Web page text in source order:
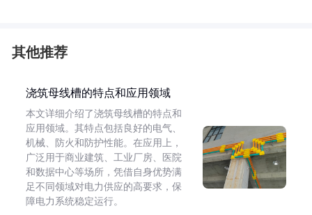
其他推荐
浇筑母线槽的特点和应用领域
本文详细介绍了浇筑母线槽的特点和
应用领域。其特点包括良好的电气、
机械、防火和防护性能。在应用上，
广泛用于商业建筑、工业厂房、医院
和数据中心等场所，凭借自身优势满
足不同领域对电力供应的高要求，保
障电力系统稳定运行。